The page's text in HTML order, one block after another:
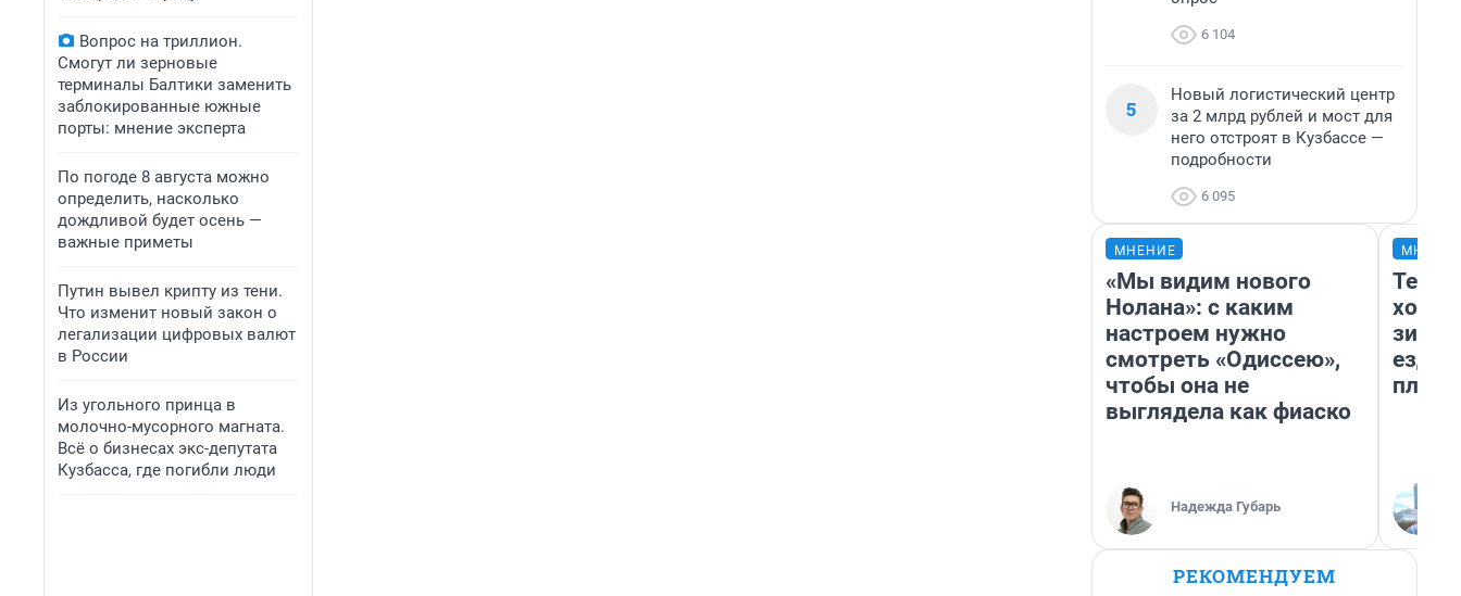
Вопрос на триллион.
Смогут ли зерновые
терминалы Балтики заменить
заблокированные южные
порты: мнение эксперта
По погоде 8 августа можно
определить, насколько
дождливой будет осень —
важные приметы
Путин вывел крипту из тени.
Что изменит новый закон о
легализации цифровых валют
в России
Из угольного принца в
молочно-мусорного магната.
Всё о бизнесах экс-депутата
Кузбасса, где погибли люди
6 104
5
Новый логистический центр
за 2 млрд рублей и мост для
него отстроят в Кузбассе —
подробности
6 095
МНЕНИЕ
«Мы видим нового
Нолана»: с каким
настроем нужно
смотреть «Одиссею»,
чтобы она не
выглядела как фиаско
Надежда Губарь
ездит
РЕКОМЕНДУЕМ